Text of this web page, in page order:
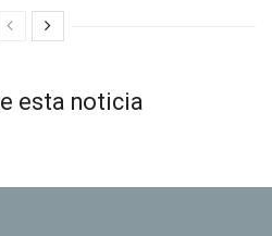
esta noticia